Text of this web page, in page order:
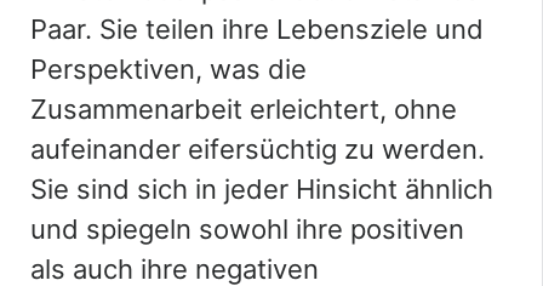
Paar. Sie teilen ihre Lebensziele und
Perspektiven, was die
Zusammenarbeit erleichtert, ohne
aufeinander eifersüchtig zu werden.
Sie sind sich in jeder Hinsicht ähnlich
und spiegeln sowohl ihre positiven
als auch ihre negativen